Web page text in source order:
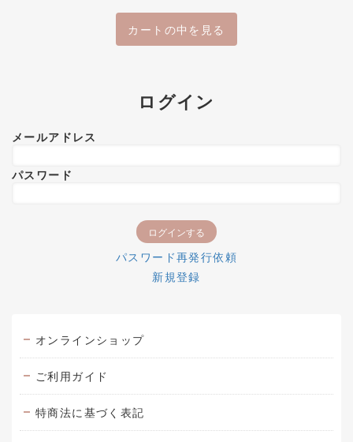
カートの中を見る
ログイン
メールアドレス
パスワード
パスワード再発行依頼
新規登録
オンラインショップ
ご利用ガイド
特商法に基づく表記